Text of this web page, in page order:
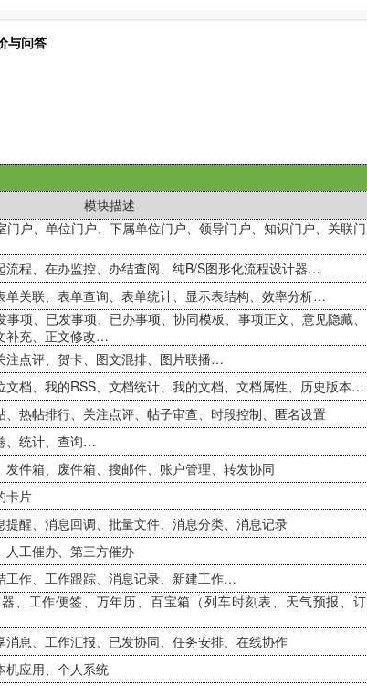
与问答
模块描述
门户、单位门户、下属单位门户、领导门户、知识门户、关联门
流程、在办监控、办结查阅、纯B/S图形化流程设计器…
单关联、表单查询、表单统计、显示表结构、效率分析…
项、已发事项、已办事项、协同模板、事项正文、意见隐藏、
补充、正文修改…
注点评、贺卡、图文混排、图片联播…
文档、我的RSS、文档统计、我的文档、文档属性、历史版本…
热帖排行、关注点评、帖子审查、时段控制、匿名设置
、统计、查询…
件箱、废件箱、搜邮件、账户管理、转发协同
卡片
醒、消息回调、批量文件、消息分类、消息记录
人工催办、第三方催办
工作、工作跟踪、消息记录、新建工作…
、工作便签、万年历、百宝箱（列车时刻表、天气预报、订
息、工作汇报、已发协同、任务安排、在线协作
机应用、个人系统